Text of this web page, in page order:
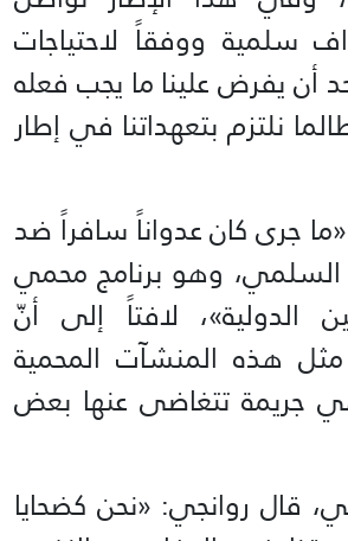
سلمية ووفقاً لاحتياجات
أن يفرض علينا ما يجب فعله
نلتزم بتعهداتنا في إطار
جرى كان عدواناً سافراً ضد
السلمي، وهو برنامج محمي
الدولية»، لافتاً إلى أنّ
هذه المنشآت المحمية
جريمة تتغاضى عنها بعض
قال روانجي: «نحن كضحايا